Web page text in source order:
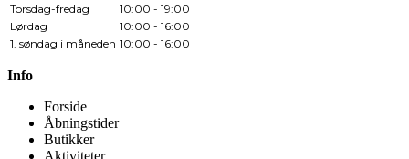
Torsdag-fredag
10:00 - 19:00
Lørdag
10:00 - 16:00
1. søndag i måneden 10:00 - 16:00
Info
Forside
Åbningstider
Butikker